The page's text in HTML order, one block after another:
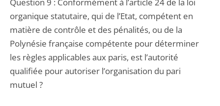
organique statutaire, qui de l’Etat, compétent en
matière de contrôle et des pénalités, ou de la
Polynésie française compétente pour déterminer
les règles applicables aux paris, est l’autorité
qualifiée pour autoriser l’organisation du pari
mutuel ?